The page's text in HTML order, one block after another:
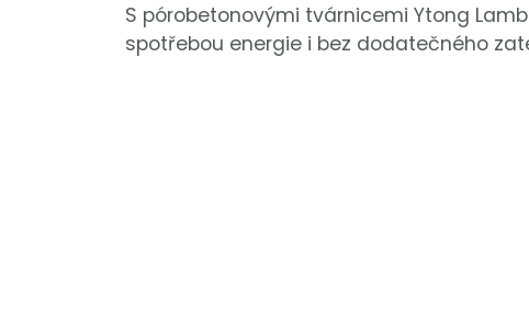
S pórobetonovými tvárnicemi Ytong
spotřebou energie i bez dodatečného